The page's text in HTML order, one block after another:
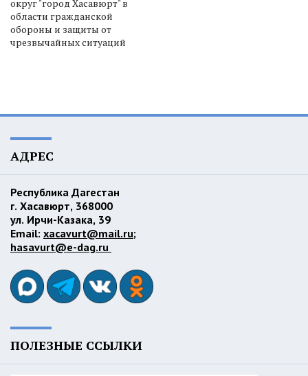
округ "город Хасавюрт" в
области гражданской
обороны и защиты от
чрезвычайных ситуаций
АДРЕС
Республика Дагестан
г. Хасавюрт, 368000
ул. Ирчи-Казака, 39
Email: xacavurt@mail.ru;
hasavurt@e-dag.ru
ПОЛЕЗНЫЕ ССЫЛКИ